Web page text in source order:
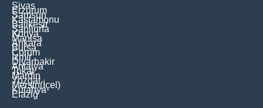
Sivas
Erzurum
Samsun
Kastamonu
Balikesir
Şanliurfa
Konya
Manisa
Ankara
Bursa
Çorum
İzmir
Diyarbakir
Antalya
Tokat
Mardin
Yozgat
Mersin(İçel)
Kütahya
Elaziğ